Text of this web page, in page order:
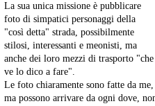
La sua unica missione è pubblicare
foto di simpatici personaggi della
"così detta" strada, possibilmente
stilosi, interessanti e meonisti, ma
anche dei loro mezzi di trasporto "che
ve lo dico a fare".
Le foto chiaramente sono fatte da me,
ma possono arrivare da ogni dove,